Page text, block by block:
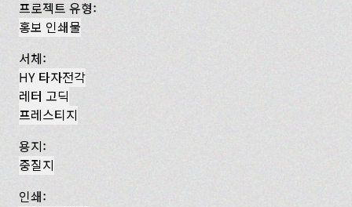
프로젝트 유형:
홍보 인쇄물
서체:
HY 타자전각
레터 고딕
프레스티지
용지:
중질지
인쇄: